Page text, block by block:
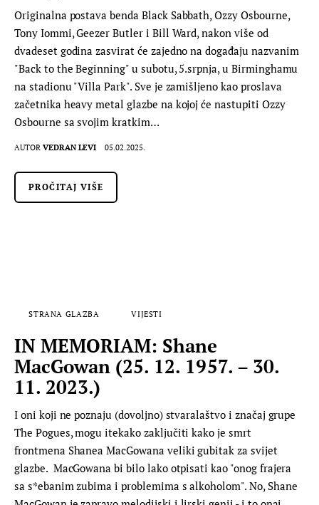
Originalna postava benda Black Sabbath, Ozzy Osbourne,
Tony Iommi, Geezer Butler i Bill Ward, nakon više od
dvadeset godina zasvirat će zajedno na događaju nazvanim
"Back to the Beginning" u subotu, 5.srpnja, u Birminghamu
na stadionu "Villa Park". Sve je zamišljeno kao proslava
začetnika heavy metal glazbe na kojoj će nastupiti Ozzy
Osbourne sa svojim kratkim…
AUTOR VEDRAN LEVI 05.02.2025.
PROČITAJ VIŠE
STRANA GLAZBA VIJESTI
IN MEMORIAM: Shane
MacGowan (25. 12. 1957. – 30.
11. 2023.)
I oni koji ne poznaju (dovoljno) stvaralaštvo i značaj grupe
The Pogues, mogu itekako zaključiti kako je smrt
frontmena Shanea MacGowana veliki gubitak za svijet
glazbe. MacGowana bi bilo lako otpisati kao "onog frajera
sa s*ebanim zubima i problemima s alkoholom". No, Shane